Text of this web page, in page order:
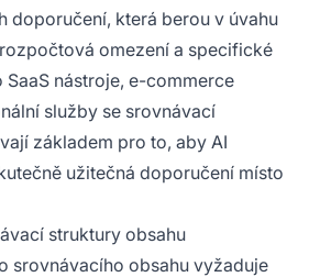
doporučení, která berou v úvahu
omezení a specifické
nástroje, e-commerce
služby se srovnávací
základem pro to, aby AI
užitečná doporučení místo
struktury obsahu
srovnávacího obsahu vyžaduje